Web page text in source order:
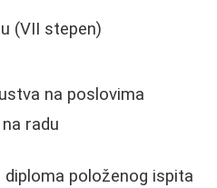
(VII stepen)
na poslovima
radu
položenog ispita